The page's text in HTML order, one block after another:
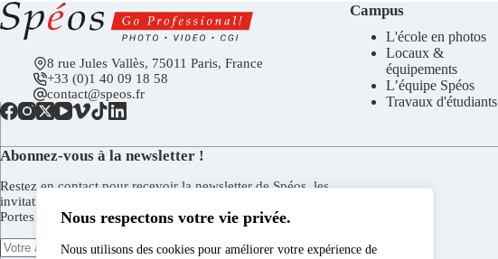
Nous respectons votre vie privée.
Nous utilisons des cookies pour améliorer votre expérience de
8 rue Jules Vallès, 75011 Paris, France
+33 (0)1 40 09 18 58
contact@speos.fr
Campus
L'école en photos
Locaux &
équipements
L’équipe Spéos
Travaux d'étudiants
Abonnez-vous à la newsletter !
Restez en contact pour recevoir la newsletter de Spéos, les
invitations aux vernissages de la Galerie Spéos, aux Journées
Portes Ouvertes, et plus encore.